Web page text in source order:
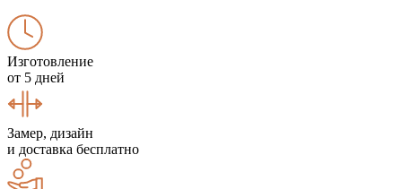
Изготовление
от 5 дней
Замер, дизайн
и доставка бесплатно